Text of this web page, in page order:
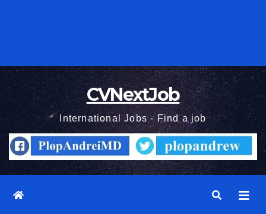
CVNextJob
International Jobs - Find a job